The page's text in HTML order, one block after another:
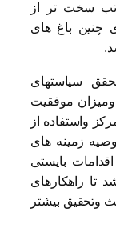
سخت تر از
چنین باغ های
سیاستهای
موفقیت
واستفاده از
زمینه های
بایستی
تا راهکارهای
وتحقیق بیشتر